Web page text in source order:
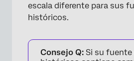
escala diferente para sus
históricos.
Consejo Q: Si su